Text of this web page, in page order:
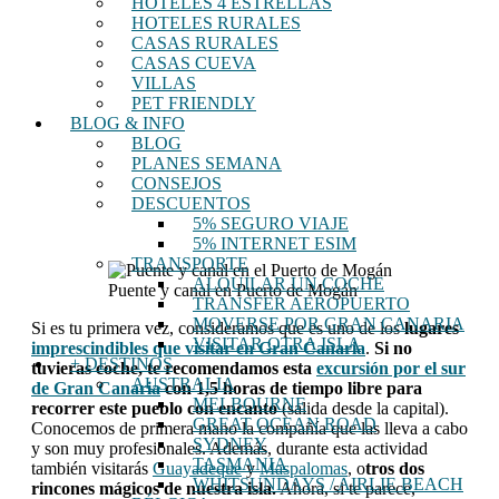
HOTELES RURALES
CASAS RURALES
CASAS CUEVA
VILLAS
PET FRIENDLY
BLOG & INFO
BLOG
PLANES SEMANA
CONSEJOS
DESCUENTOS
5% SEGURO VIAJE
5% INTERNET ESIM
TRANSPORTE
ALQUILAR UN COCHE
TRANSFER AEROPUERTO
MOVERSE POR GRAN CANARIA
VISITAR OTRA ISLA
+ DESTINOS
AUSTRALIA
MELBOURNE
GREAT OCEAN ROAD
SYDNEY
TASMANIA
WHITSUNDAYS / AIRLIE BEACH
Puente y canal en Puerto de Mogán
Si es tu primera vez, consideramos que es uno de loslugares
imprescindibles que visitar en Gran Canaria. Si no
tuvieras coche, te recomendamos esta excursión por el sur
de Gran Canariacon 1,5 horas de tiempo libre para
recorrer este pueblo con encanto(salida desde la capital).
Conocemos de primera mano la compañía que las lleva a cabo
y son muy profesionales. Además, durante esta actividad
también visitarás GuayadequeyMaspalomas, otros dos
rincones mágicos de nuestra isla.Ahora, si te parece,